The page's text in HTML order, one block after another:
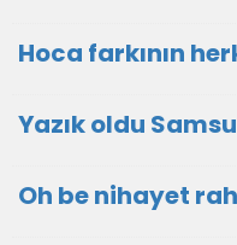
Hoca farkının
Yazık oldu
Oh be nihayet